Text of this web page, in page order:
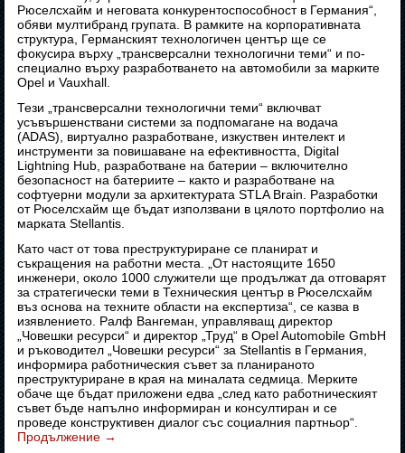
Рюселсхайм и неговата конкурентоспособност в Германия“,
обяви мултибранд групата. В рамките на корпоративната
структура, Германският технологичен център ще се
фокусира върху „трансверсални технологични теми“ и по-
специално върху разработването на автомобили за марките
Opel и Vauxhall.
Тези „трансверсални технологични теми“ включват
усъвършенствани системи за подпомагане на водача
(ADAS), виртуално разработване, изкуствен интелект и
инструменти за повишаване на ефективността, Digital
Lightning Hub, разработване на батерии – включително
безопасност на батериите – както и разработване на
софтуерни модули за архитектурата STLA Brain. Разработки
от Рюселсхайм ще бъдат използвани в цялото портфолио на
марката Stellantis.
Като част от това преструктуриране се планират и
съкращения на работни места. „От настоящите 1650
инженери, около 1000 служители ще продължат да отговарят
за стратегически теми в Техническия център в Рюселсхайм
въз основа на техните области на експертиза“, се казва в
изявлението. Ралф Вангеман, управляващ директор
„Човешки ресурси“ и директор „Труд“ в Opel Automobile GmbH
и ръководител „Човешки ресурси“ за Stellantis в Германия,
информира работническия съвет за планираното
преструктуриране в края на миналата седмица. Мерките
обаче ще бъдат приложени едва „след като работническият
съвет бъде напълно информиран и консултиран и се
проведе конструктивен диалог със социалния партньор“.
Продължение →